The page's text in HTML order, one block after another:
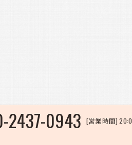
2437-0943 [営業時間]